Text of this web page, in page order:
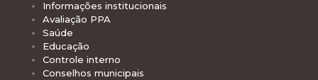
Informações institucionais
Avaliação PPA
Saúde
Educação
Controle interno
Conselhos municipais